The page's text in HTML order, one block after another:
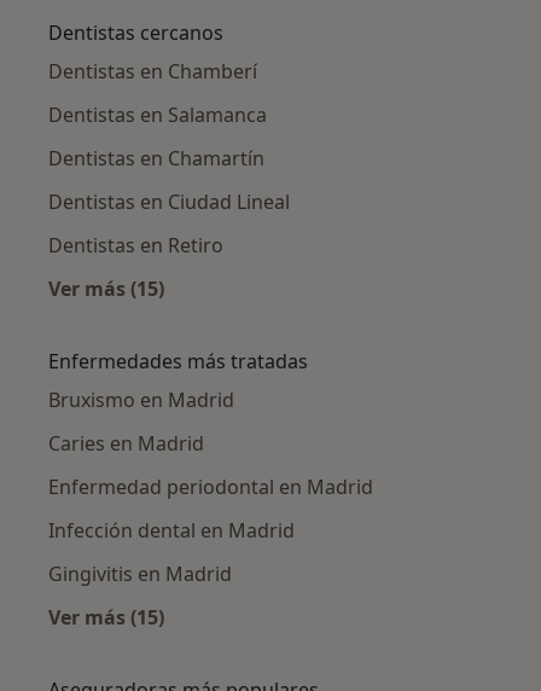
Dentistas cercanos
Dentistas en Chamberí
Dentistas en Salamanca
Dentistas en Chamartín
Dentistas en Ciudad Lineal
Dentistas en Retiro
Ver más (15)
Enfermedades más tratadas
Bruxismo en Madrid
Caries en Madrid
Enfermedad periodontal en Madrid
Infección dental en Madrid
Gingivitis en Madrid
Ver más (15)